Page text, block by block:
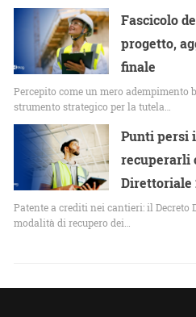
Fascicolo
progetto,
finale
Percepito come un mero adempimento
strumento strategico per la tutela…
Punti persi
recuperarli
Direttoriale
Patente a crediti nei cantieri: il Decreto
modalità di recupero dei…